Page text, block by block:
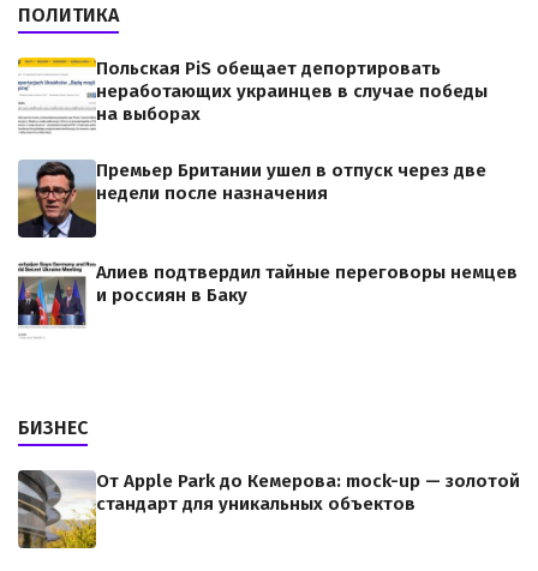
ПОЛИТИКА
Польская PiS обещает депортировать
неработающих украинцев в случае победы
на выборах
Премьер Британии ушел в отпуск через две
недели после назначения
Алиев подтвердил тайные переговоры немцев
и россиян в Баку
БИЗНЕС
От Apple Park до Кемерова: mock-up — золотой
стандарт для уникальных объектов